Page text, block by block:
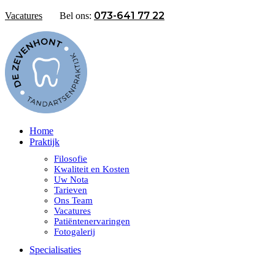
Vacatures Bel ons: 073-641 77 22
Home
Praktijk
Filosofie
Kwaliteit en Kosten
Uw Nota
Tarieven
Ons Team
Vacatures
Patiëntenervaringen
Fotogalerij
Specialisaties